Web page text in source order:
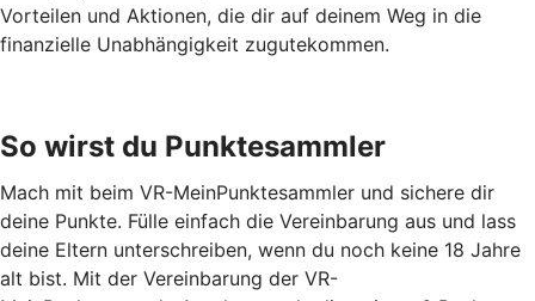
Vorteilen und Aktionen, die dir auf deinem Weg in die
finanzielle Unabhängigkeit zugutekommen.
So wirst du Punktesammler
Mach mit beim VR-MeinPunktesammler und sichere dir
deine Punkte. Fülle einfach die Vereinbarung aus und lass
deine Eltern unterschreiben, wenn du noch keine 18 Jahre
alt bist. Mit der Vereinbarung der VR-